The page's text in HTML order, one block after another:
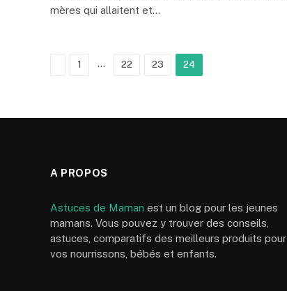
mères qui allaitent et…
Previous
1 … 22 23 24
A PROPOS
Astuces de Maman est un blog pour les jeunes
mamans. Vous pouvez y trouver des conseils,
astuces, comparatifs des meilleurs produits pour
vos nourrissons, bébés et enfants.